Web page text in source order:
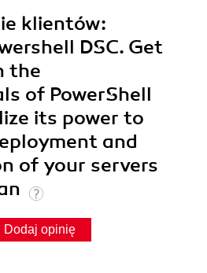
klientów:
DSC. Get
the
of PowerShell
its power to
and
of your servers
Dodaj opinię